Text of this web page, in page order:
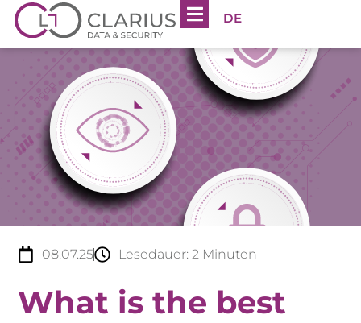
DE
08.07.25 Lesedauer: 2 Minuten
What is the best